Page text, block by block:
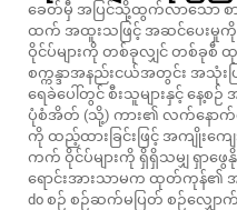
ခေတ်မှီ အပြင်သို့ထွက်လာသော စာ
ထက် အထူးသဖြင့် အဆင်ပေးမှုကို
ဝိုင်ပ်များကို တစ်ခုလျှင် တစ်ခုစီ
စက္ကန္ဒာအနည်းငယ်အတွင်း အသုံး
ရေခဲပေါ်တွင် စီးသူများနှင့် န
ပုံစံအိတ် (သို့) ကား၏ လက်နောက်ချ
ကို ထည့်ထားခြင်းဖြင့် အကျိုးကျ
ကက် ဝိုင်ပ်များကို ရှိရှိသမျှ ရှာ
ရောင်းအားသာမက ထုတ်ကုန်
do စဉ် စဉ်ဆက်မပြတ် စဉ်လျှော